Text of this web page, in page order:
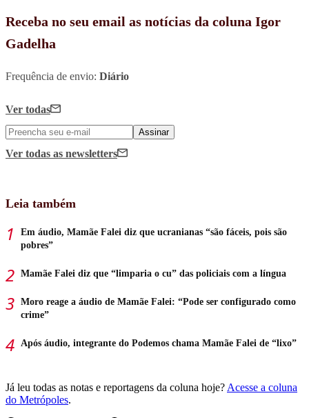
Receba no seu email as notícias da coluna Igor
Gadelha
Frequência de envio: Diário
Ver todas
Assinar
Ver todas as newsletters
Leia também
Em áudio, Mamãe Falei diz que ucranianas “são fáceis, pois são
pobres”
Mamãe Falei diz que “limparia o cu” das policiais com a língua
Moro reage a áudio de Mamãe Falei: “Pode ser configurado como
crime”
Após áudio, integrante do Podemos chama Mamãe Falei de “lixo”
Já leu todas as notas e reportagens da coluna hoje? Acesse a coluna
do Metrópoles.